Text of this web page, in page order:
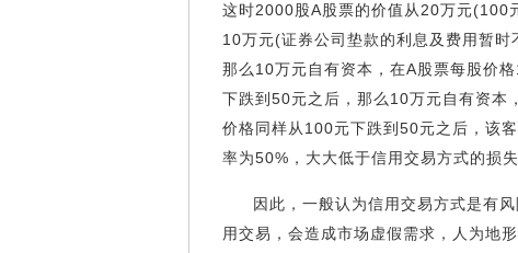
这时2000股A股票的价值从20万元
10万元(证券公司垫款的利息及费用暂
那么10万元自有资本，在A股票每股价
下跌到50元之后，那么10万元自有资本
价格同样从100元下跌到50元之后，该
率为50%，大大低于信用交易方式的损失
因此，一般认为信用交易方式是有
用交易，会造成市场虚假需求，人为地